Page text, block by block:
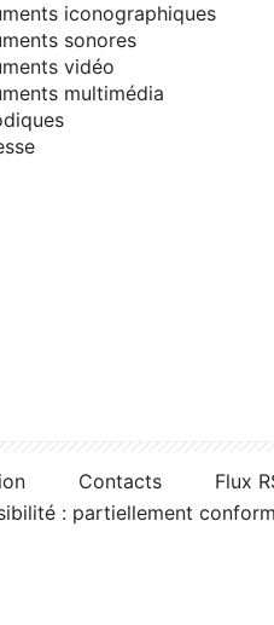
iconographiques
sonores
vidéo
multimédia
Contacts
Flux
: partiellement